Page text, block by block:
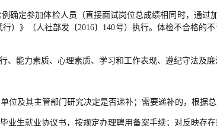
确定参加体检人员（直接面试岗位总成绩相同时，通
）》（人社部发〔2016〕140号）执行。体检不合格的
能力素质、心理素质、学习和工作表现、遵纪守法及
及其主管部门研究决定是否递补；需要递补的，根据
业生就业协议书，按规定办理聘用备案手续；对反映存